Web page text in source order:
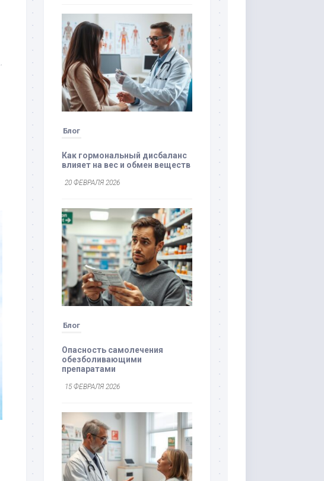
Блог
Как гормональный дисбаланс
влияет на вес и обмен веществ
20 ФЕВРАЛЯ 2026
Блог
Опасность самолечения
обезболивающими
препаратами
15 ФЕВРАЛЯ 2026